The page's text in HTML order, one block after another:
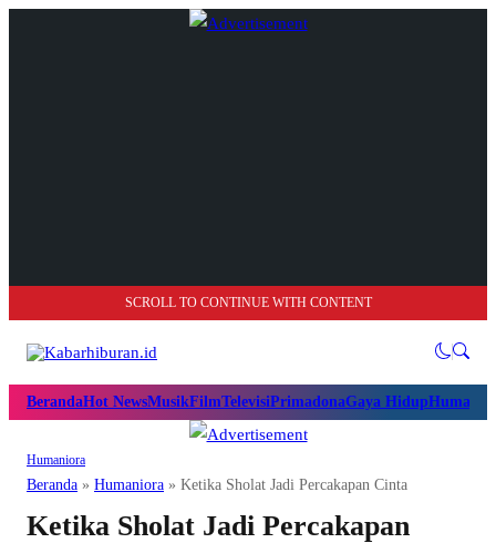
SCROLL TO CONTINUE WITH CONTENT
BerandaHot NewsMusikFilmTelevisiPrimadonaGaya Hidup
Humaniora
Beranda » Humaniora » Ketika Sholat Jadi Percakapan Cinta
Ketika Sholat Jadi Percakapan